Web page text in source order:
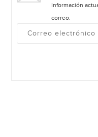
Información
correo.